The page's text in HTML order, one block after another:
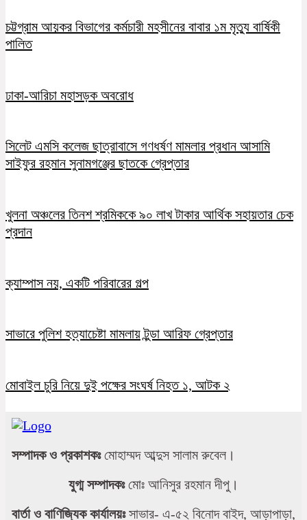
চট্টগ্রাম আয়কর বিভাগের কর্মচারী মহসীনের বাবার ১ম মৃত্যু বার্ষিকী
পালিত
ঢাকা-আরিচা মহাসড়ক অবরোধ
সিলেট এমসি কলেজ ছাত্রাবাসে গণধর্ষণ মামলার প্রধান আসামি
সাইফুর রহমান সুনামগঞ্জের ছাতকে গ্রেপ্তার
খুলনা অঞ্চলের তিনশ শ্রমিককে ৯০ লাখ টাকার আর্থিক সহায়তার চেক
প্রদান
ক্যাম্পাস নয়, একটি পরিবারের গল্প
সাভারে পুলিশ হত্যাচেষ্টা মামলায় টুন্ডা আরিফ গ্রেপ্তার
মোবাইল চুরি নিয়ে দুই পক্ষের সংঘর্ষ নিহত ১, আটক ২
সম্পাদক ও প্রকাশকঃমোহাম্মদ আব্দুস সালাম রুবেল।
যুগ্ম সম্পাদকঃমোঃ আনিসুর রহমান দীপু।
বার্তা ও বাণিজ্যিক কার্যালয়ঃসাভার- এ-৫২ বিনোদ বাইদ, আড়াপাড়া,